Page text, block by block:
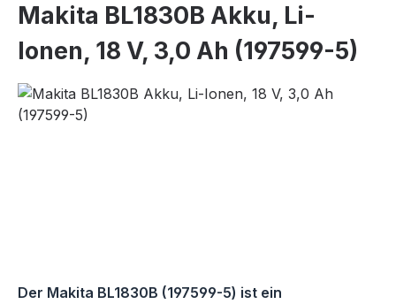
Makita BL1830B Akku, Li-
Ionen, 18 V, 3,0 Ah (197599-5)
Bildergalerie überspringen
Der Makita BL1830B (197599-5) ist ein